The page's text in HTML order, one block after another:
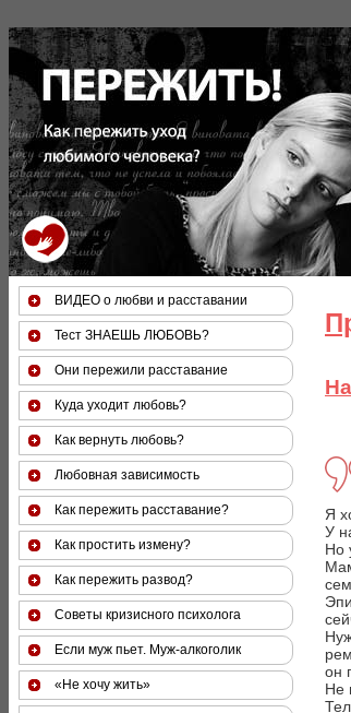
За 50 минут Вы можете оценить
Я
У
Но
он
Не
ВИДЕО о любви и расставании
Тест ЗНАЕШЬ ЛЮБОВЬ?
Они пережили расставание
Куда уходит любовь?
Как вернуть любовь?
Любовная зависимость
Как пережить расставание?
Как простить измену?
Как пережить развод?
Советы кризисного психолога
Если муж пьет. Муж-алкоголик
«Не хочу жить»